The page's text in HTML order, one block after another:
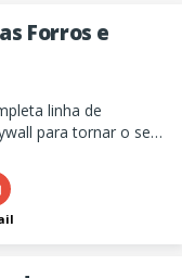
Forros e
linha de
para tornar o seu
muito mais bonito,